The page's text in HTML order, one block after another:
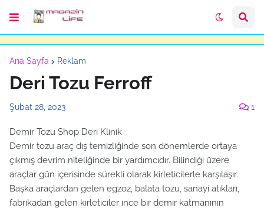
Ana Sayfa Reklam
Deri Tozu Ferroff
Şubat 28, 2023 1
Demir Tozu Shop Deri Klinik
Demir tozu araç dış temizliğinde son dönemlerde ortaya
çıkmış devrim niteliğinde bir yardımcıdır. Bilindiği üzere
araçlar gün içerisinde sürekli olarak kirleticilerle karşılaşır.
Başka araçlardan gelen egzoz, balata tozu, sanayi atıkları,
fabrikadan gelen kirleticiler ince bir demir katmanının